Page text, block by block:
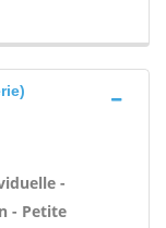
-
- Petite